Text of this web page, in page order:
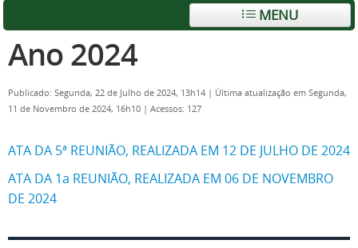
MENU
Ano 2024
Publicado: Segunda, 22 de Julho de 2024, 13h14 | Última atualização em Segunda,
11 de Novembro de 2024, 16h10 | Acessos: 127
ATA DA 5ª REUNIÃO, REALIZADA EM 12 DE JULHO DE 2024
ATA DA 1a REUNIÃO, REALIZADA EM 06 DE NOVEMBRO
DE 2024